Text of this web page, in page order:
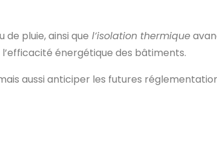
de pluie, ainsi que l’isolation thermique
énergétique des bâtiments.
aussi anticiper les futures